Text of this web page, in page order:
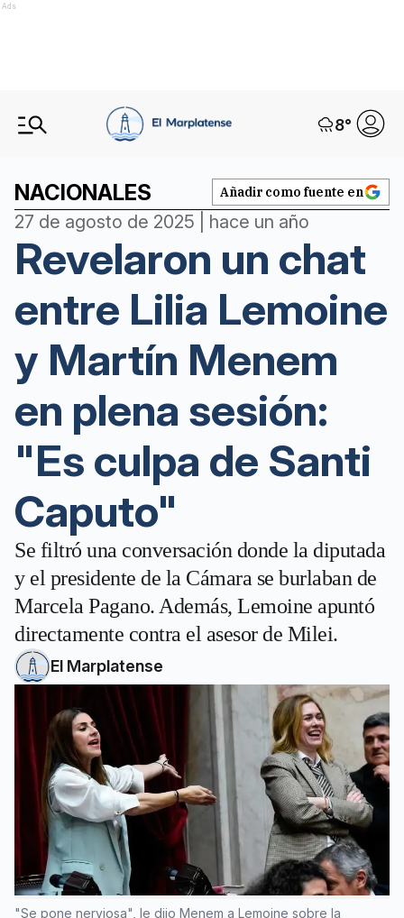
Ads
8°
NACIONALES Añadir como fuente en
27 de agosto de 2025 | hace un año
Revelaron un chat
entre Lilia Lemoine
y Martín Menem
en plena sesión:
"Es culpa de Santi
Caputo"
Se filtró una conversación donde la diputada
y el presidente de la Cámara se burlaban de
Marcela Pagano. Además, Lemoine apuntó
directamente contra el asesor de Milei.
El Marplatense
"Se pone nerviosa", le dijo Menem a Lemoine sobre la